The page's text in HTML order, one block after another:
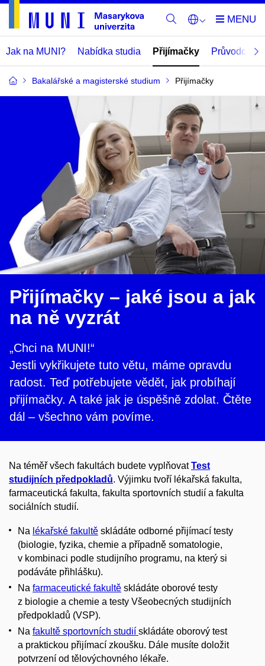
Jak na MUNI? Nabídka studia Přijímačky Průvodce
Bakalářské a magisterské studium Přijímačky
Přijímačky – jaké jsou a jak
na ně vyzrát
„Chci na MUNI!“
Jestli vykřikujete tuto větu, máme opravdu
radost. Teď potřebujete vědět, jak probíhají
přijímačky. A také jak je úspěšně zdolat. Čtěte
dál – všechno vám povíme.
Na téměř všech fakultách budete vyplňovatTest
studijních předpokladů. Výjimku tvoří lékařská fakulta,
farmaceutická fakulta, fakulta sportovních studií a fakulta
sociálních studií.
Na lékařské fakultě skládáte odborné přijímací testy
(biologie, fyzika, chemie a případně somatologie,
v kombinaci podle studijního programu, na který si
podáváte přihlášku​).
Na farmaceutické fakultě skládáte oborové testy
z biologie a chemie a testy Všeobecných studijních
předpokladů (VSP).
Na fakultě sportovních studií skládáte oborový test
a praktickou přijímací zkoušku. Dále musíte doložit
potvrzení od tělovýchovného lékaře.